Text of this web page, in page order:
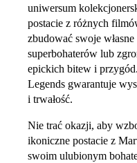
uniwersum
postacie z różnych
zbudować swoje
superbohaterów lub
epickich bitew i
Legends gwarantuje
i trwałość.
Nie trać okazji, aby
ikoniczne postacie z
swoim ulubionym